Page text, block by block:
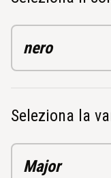
nero
Seleziona la
Major